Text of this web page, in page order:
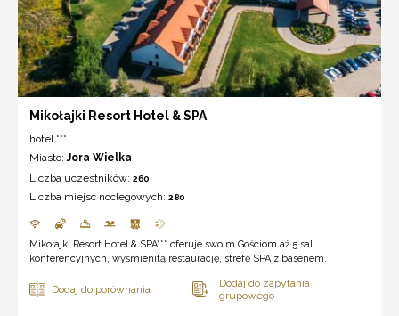
Mikołajki Resort Hotel & SPA
hotel ***
Miasto:Jora Wielka
Liczba uczestników: 260
Liczba miejsc noclegowych: 280
Mikołajki Resort Hotel & SPA*** oferuje swoim Gościom aż 5 sal
konferencyjnych, wyśmienitą restaurację, strefę SPA z basenem.